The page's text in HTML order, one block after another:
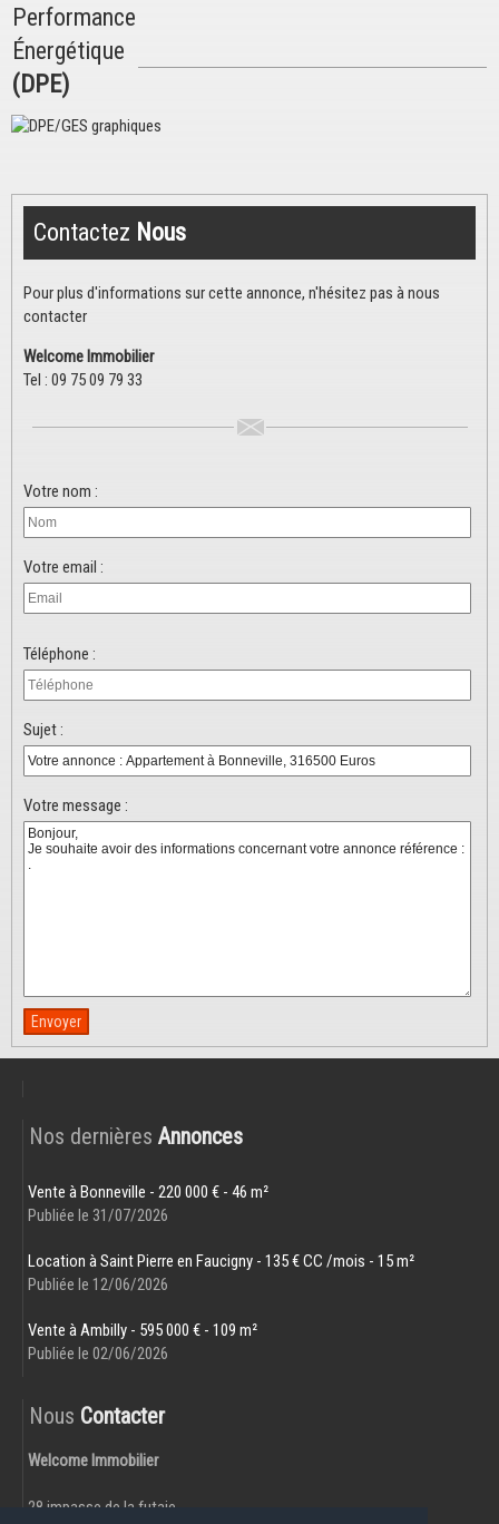
Performance
Énergétique
(DPE)
Contactez Nous
Pour plus d'informations sur cette annonce, n'hésitez pas à nous
contacter
Welcome Immobilier
Tel : 09 75 09 79 33
Votre nom :
Votre email :
Téléphone :
Sujet :
Votre message :
Envoyer
Nos dernièresAnnonces
Vente à Bonneville -220 000 € - 46 m²
Publiée le 31/07/2026
Location à Saint Pierre en Faucigny -135€CC/mois - 15 m²
Publiée le 12/06/2026
Vente à Ambilly - 595 000 € - 109 m²
Publiée le 02/06/2026
Nous Contacter
Welcome Immobilier
28 impasse de la futaie